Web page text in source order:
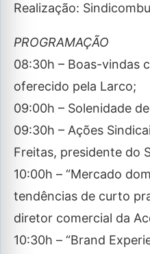
Realização:
PROGRAMAÇÃO
08:30h – Boas-vindas
oferecido pela Larco;
09:00h – Solenidade
09:30h – Ações
Freitas, presidente do
10:00h – “Mercado
tendências de curto
diretor comercial da
10:30h – “Brand